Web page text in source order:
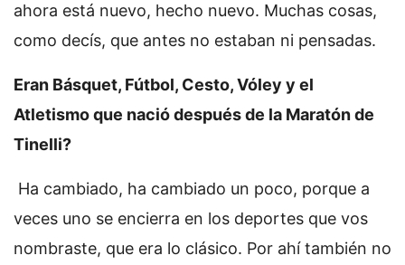
ahora está nuevo, hecho nuevo. Muchas cosas,
como decís, que antes no estaban ni pensadas.
Eran Básquet, Fútbol, Cesto, Vóley y el
Atletismo que nació después de la Maratón de
Tinelli?
Ha cambiado, ha cambiado un poco, porque a
veces uno se encierra en los deportes que vos
nombraste, que era lo clásico. Por ahí también no